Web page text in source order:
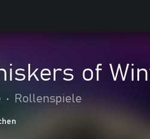
of
• Rollenspiele